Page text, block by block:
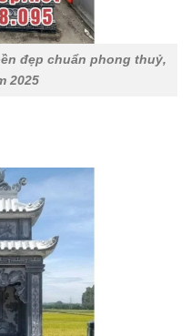
đẹp chuẩn phong thuỷ,
2025